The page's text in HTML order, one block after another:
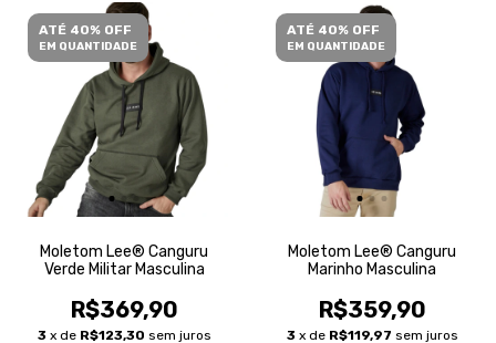
ATÉ 40% OFF
EM QUANTIDADE
Moletom Lee® Canguru
Verde Militar Masculina
R$369,90
3 x de R$123,30 sem juros
ATÉ 40% OFF
EM QUANTIDADE
Moletom Lee® Canguru
Marinho Masculina
R$359,90
3 x de R$119,97 sem juros